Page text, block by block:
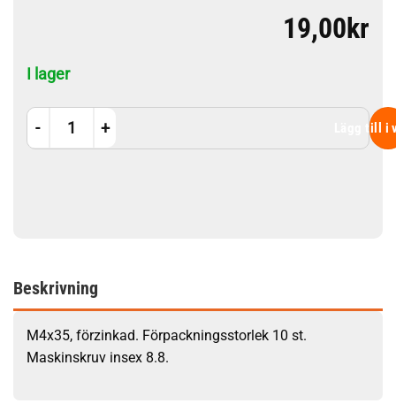
19,00kr
I lager
M4x35 10st mängd
Lägg till i
Beskrivning
M4x35, förzinkad. Förpackningsstorlek 10 st.
Maskinskruv insex 8.8.